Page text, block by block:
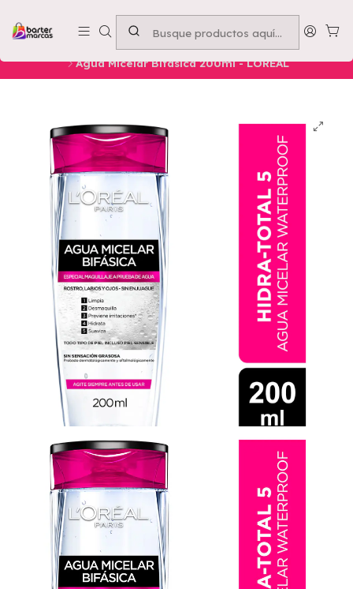
Emprende con nosotros -Compra mínima $50.000
Nuestros Productos Belleza Rostro SKINCARE
Agua Micelar Bifásica 200ml - LOREAL